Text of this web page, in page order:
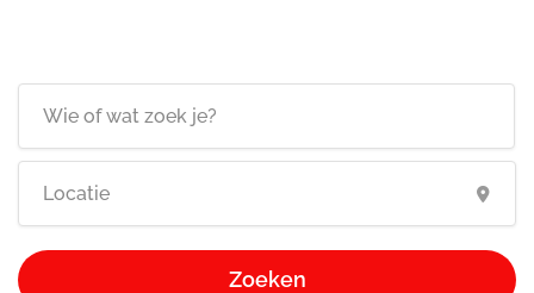
Zoeken